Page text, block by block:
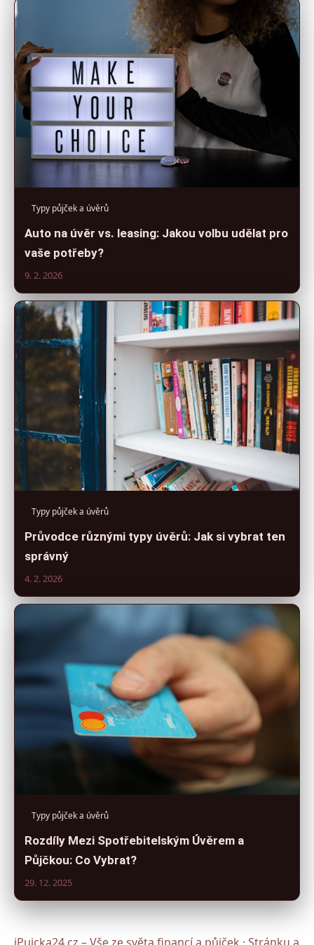
Typy půjček a úvěrů
Auto na úvěr vs. leasing: Jakou volbu udělat pro
vaše potřeby?
9. 2. 2026
Typy půjček a úvěrů
Průvodce různými typy úvěrů: Jak si vybrat ten
správný
4. 2. 2026
Typy půjček a úvěrů
Rozdíly Mezi Spotřebitelským Úvěrem a
Půjčkou: Co Vybrat?
29. 12. 2025